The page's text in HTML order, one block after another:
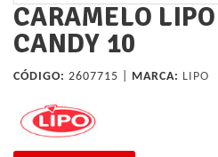
CARAMELO
CANDY 10
CÓDIGO: 2607715 | MARCA: LIPO